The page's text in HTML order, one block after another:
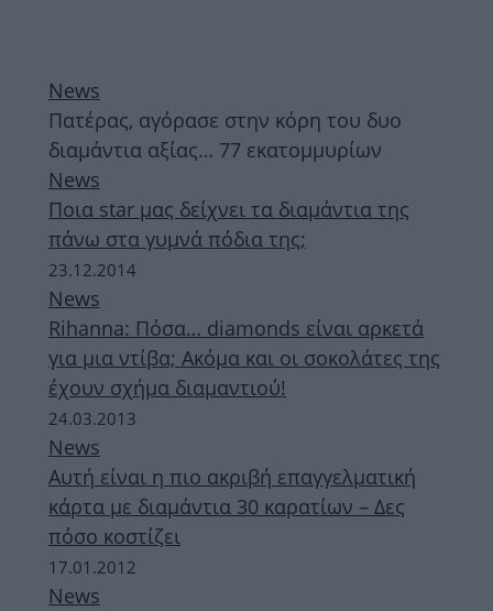
News
Πατέρας, αγόρασε στην κόρη του δυο
διαμάντια αξίας… 77 εκατομμυρίων
News
Ποια star μας δείχνει τα διαμάντια της
πάνω στα γυμνά πόδια της;
23.12.2014
News
Rihanna: Πόσα… diamonds είναι αρκετά
για μια ντίβα; Ακόμα και οι σοκολάτες της
έχουν σχήμα διαμαντιού!
24.03.2013
News
Αυτή είναι η πιο ακριβή επαγγελματική
κάρτα με διαμάντια 30 καρατίων – Δες
πόσο κοστίζει
17.01.2012
News